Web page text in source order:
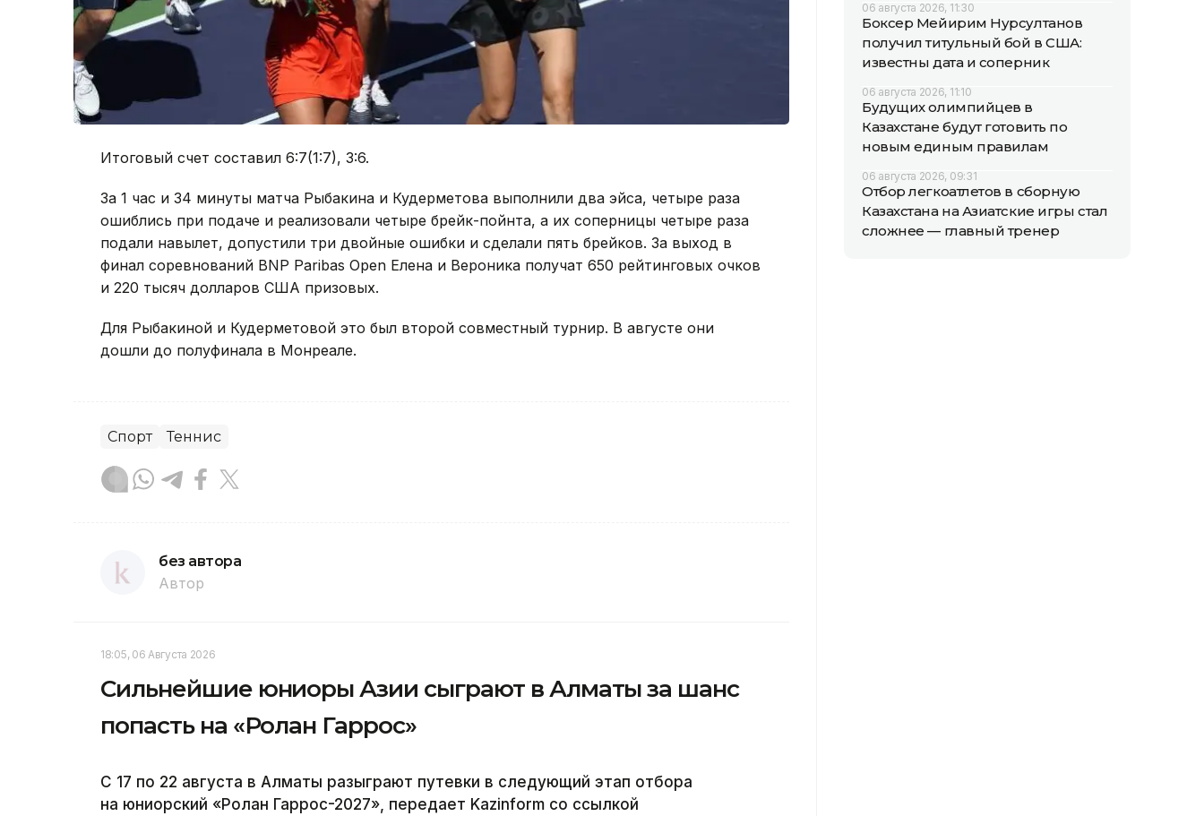
Итоговый счет составил 6:7(1:7), 3:6.
За 1 час и 34 минуты матча Рыбакина и Кудерметова выполнили два эйса, четыре раза
ошиблись при подаче и реализовали четыре брейк-пойнта, а их соперницы четыре раза
подали навылет, допустили три двойные ошибки и сделали пять брейков. За выход в
финал соревнований BNP Paribas Open Елена и Вероника получат 650 рейтинговых очков
и 220 тысяч долларов США призовых.
Для Рыбакиной и Кудерметовой это был второй совместный турнир. В августе они
дошли до полуфинала в Монреале.
Спорт Теннис
без автора
Автор
18:05, 06 Августа 2026
Сильнейшие юниоры Азии сыграют в Алматы за шанс
попасть на «Ролан Гаррос»
С 17 по 22 августа в Алматы разыграют путевки в следующий этап отбора
на юниорский «Ролан Гаррос-2027», передает Kazinform со ссылкой
06 августа 2026, 11:30
Боксер Мейирим Нурсултанов
получил титульный бой в США:
известны дата и соперник
06 августа 2026, 11:10
Будущих олимпийцев в
Казахстане будут готовить по
новым единым правилам
06 августа 2026, 09:31
Отбор легкоатлетов в сборную
Казахстана на Азиатские игры стал
сложнее — главный тренер